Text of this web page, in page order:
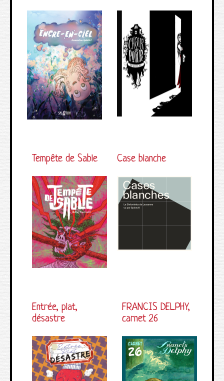
Tempête de Sable Case blanche
Entrée, plat,
désastre
FRANCIS DELPHY,
carnet 26